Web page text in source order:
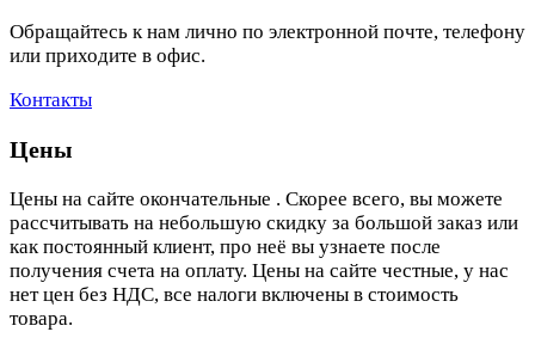
Обращайтесь к нам лично по электронной почте, телефону
или приходите в офис.
Контакты
Цены
Цены на сайте окончательные . Скорее всего, вы можете
рассчитывать на небольшую скидку за большой заказ или
как постоянный клиент, про неё вы узнаете после
получения счета на оплату. Цены на сайте честные, у нас
нет цен без НДС, все налоги включены в стоимость
товара.